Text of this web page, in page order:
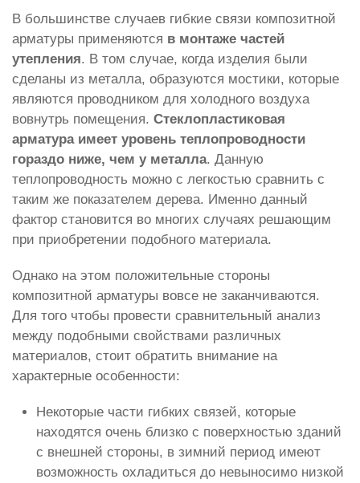
В большинстве случаев гибкие связи композитной
арматуры применяются в монтаже частей
утепления. В том случае, когда изделия были
сделаны из металла, образуются мостики, которые
являются проводником для холодного воздуха
вовнутрь помещения. Стеклопластиковая
арматура имеет уровень теплопроводности
гораздо ниже, чем у металла. Данную
теплопроводность можно с легкостью сравнить с
таким же показателем дерева. Именно данный
фактор становится во многих случаях решающим
при приобретении подобного материала.
Однако на этом положительные стороны
композитной арматуры вовсе не заканчиваются.
Для того чтобы провести сравнительный анализ
между подобными свойствами различных
материалов, стоит обратить внимание на
характерные особенности:
Некоторые части гибких связей, которые
находятся очень близко с поверхностью зданий
с внешней стороны, в зимний период имеют
возможность охладиться до невыносимо низкой